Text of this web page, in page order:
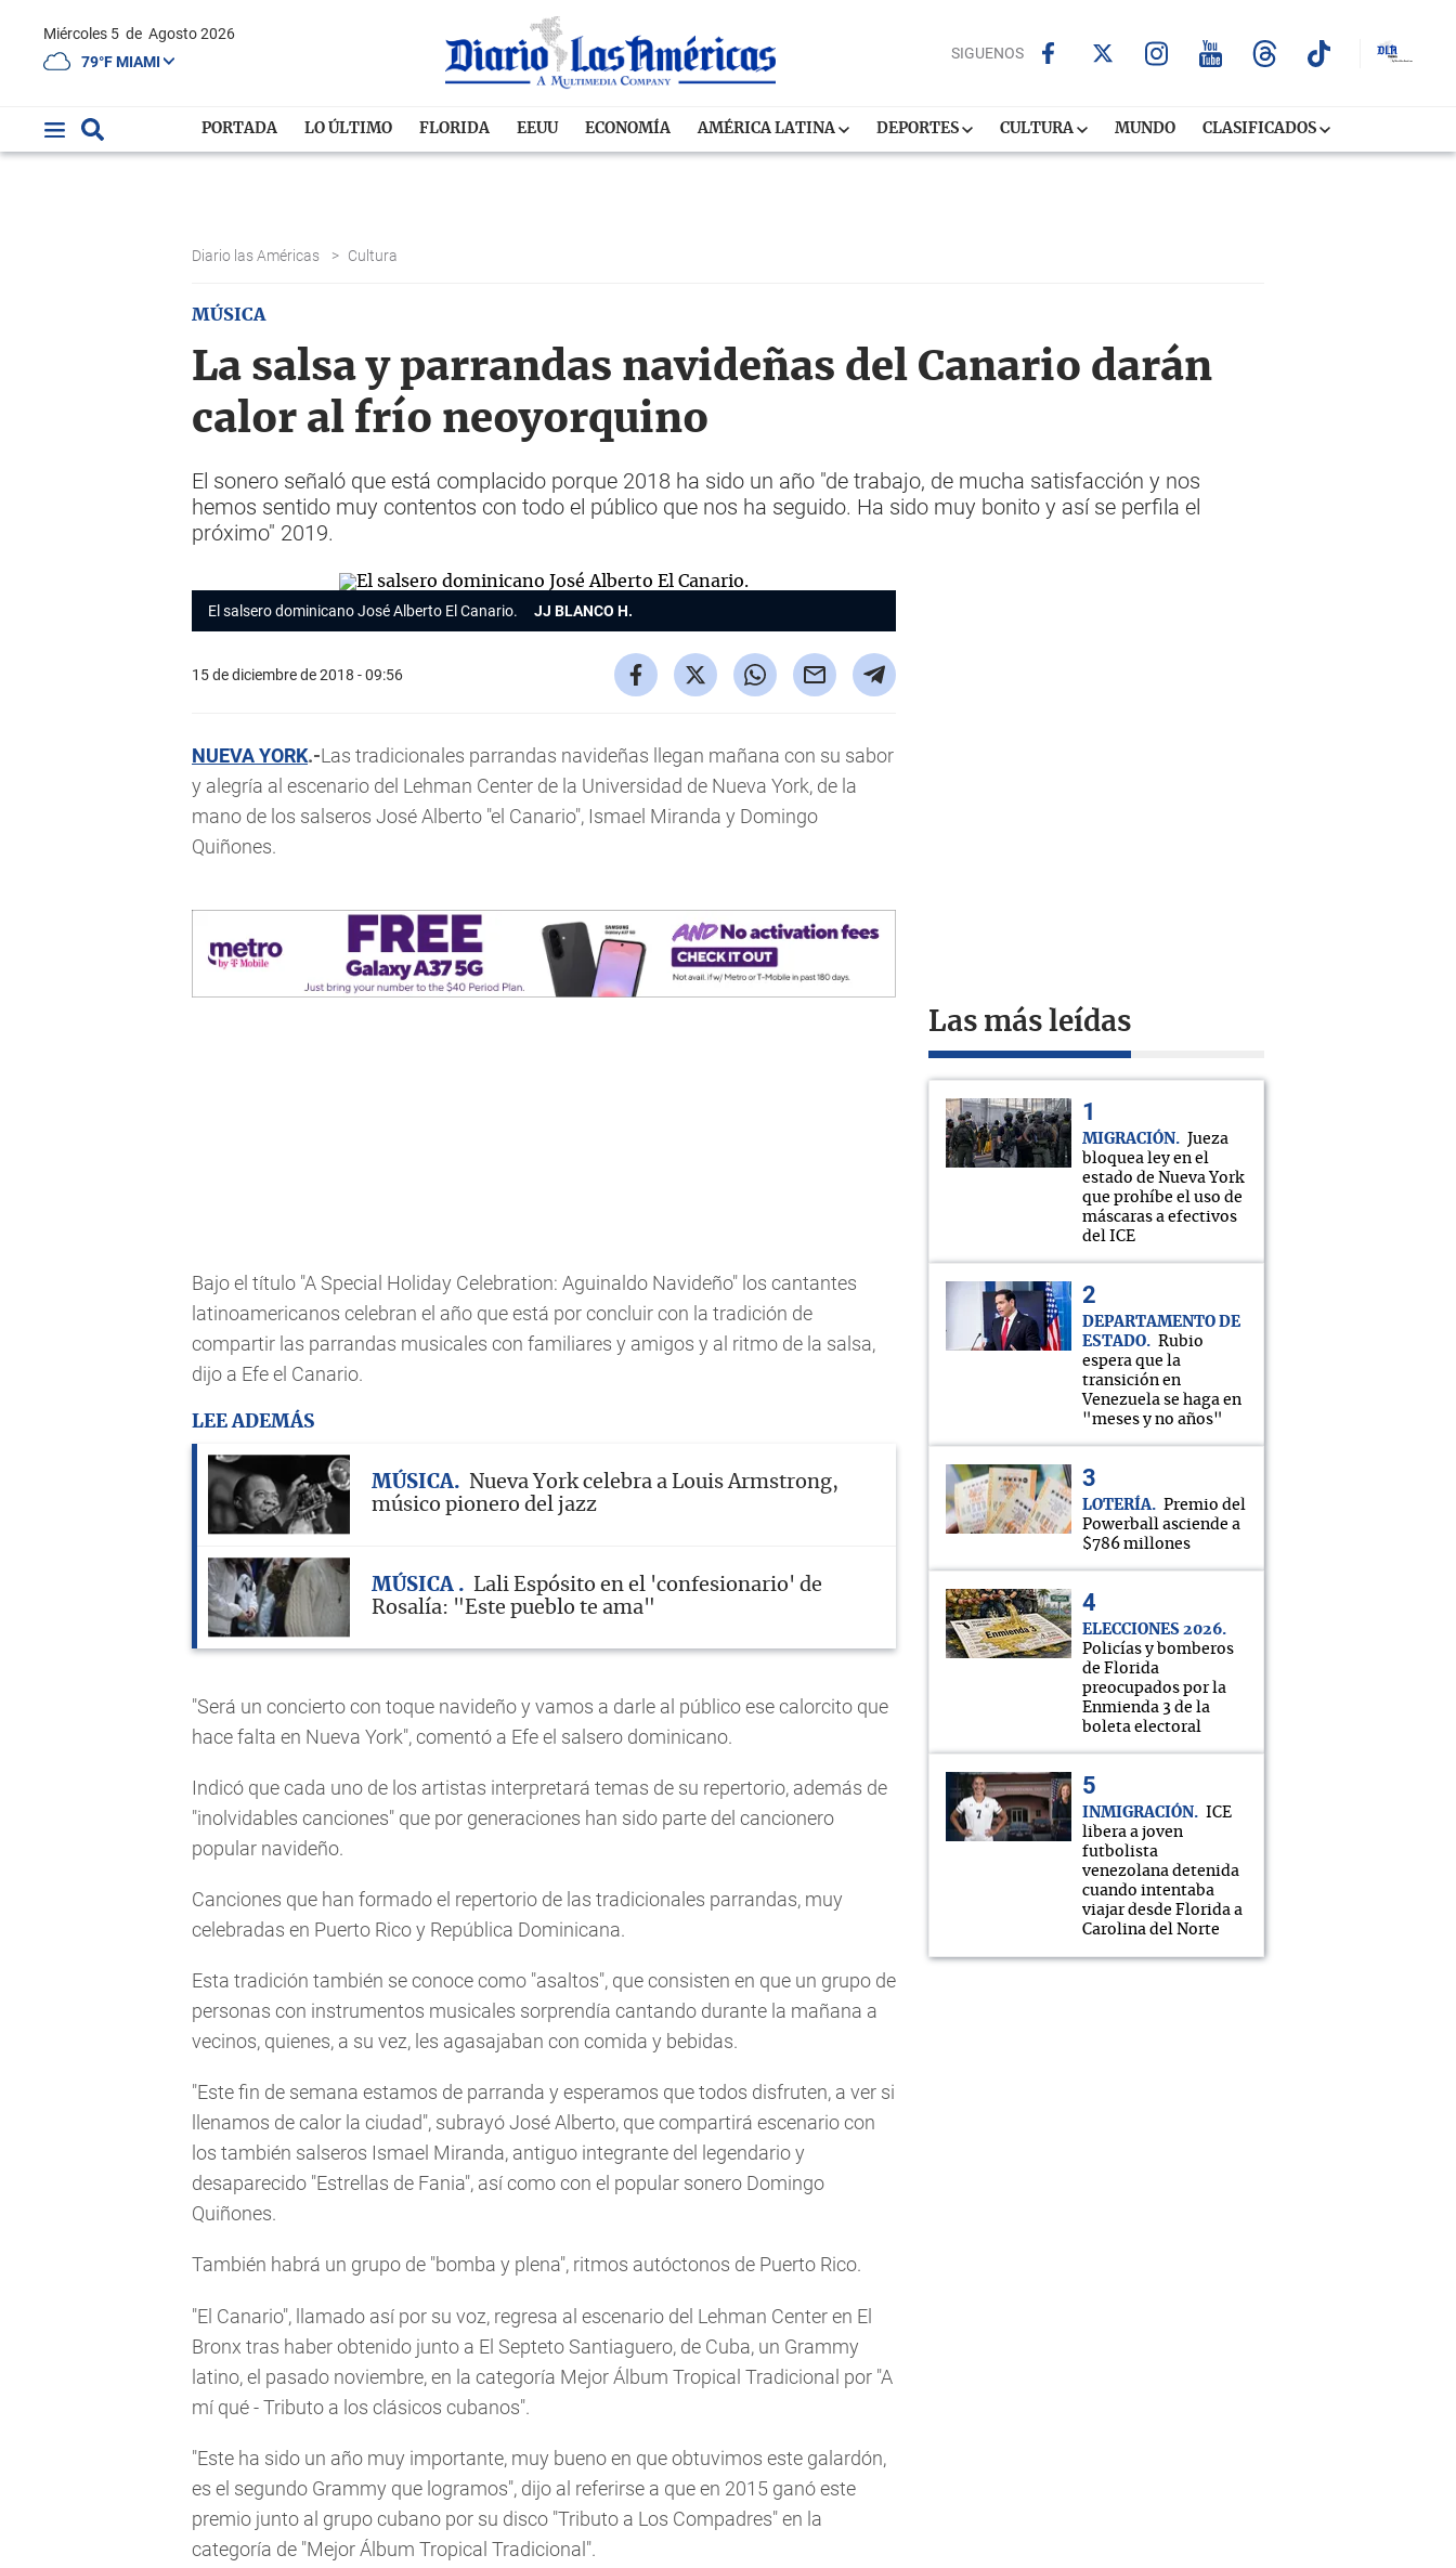
Miércoles 5 de Agosto 2026
79°F MIAMI
SIGUENOS
PORTADA LO ÚLTIMO FLORIDA EEUU ECONOMÍA AMÉRICA LATINA DEPORTES CULTURA MUNDO CLASIFICADOS
Diario las Américas > Cultura
MÚSICA
La salsa y parrandas navideñas del Canario darán
calor al frío neoyorquino
El sonero señaló que está complacido porque 2018 ha sido un año "de trabajo, de mucha satisfacción y nos
hemos sentido muy contentos con todo el público que nos ha seguido. Ha sido muy bonito y así se perfila el
próximo" 2019.
El salsero dominicano José Alberto El Canario. JJ BLANCO H.
15 de diciembre de 2018 - 09:56
NUEVA YORK.-Las tradicionales parrandas navideñas llegan mañana con su sabor
y alegría al escenario del Lehman Center de la Universidad de Nueva York, de la
mano de los salseros José Alberto "el Canario", Ismael Miranda y Domingo
Quiñones.
Bajo el título "A Special Holiday Celebration: Aguinaldo Navideño" los cantantes
latinoamericanos celebran el año que está por concluir con la tradición de
compartir las parrandas musicales con familiares y amigos y al ritmo de la salsa,
dijo a Efe el Canario.
LEE ADEMÁS
MÚSICA
Nueva York celebra a Louis Armstrong,
músico pionero del jazz
MÚSICA
Lali Espósito en el 'confesionario' de
Rosalía: "Este pueblo te ama"
"Será un concierto con toque navideño y vamos a darle al público ese calorcito que
hace falta en Nueva York", comentó a Efe el salsero dominicano.
Indicó que cada uno de los artistas interpretará temas de su repertorio, además de
"inolvidables canciones" que por generaciones han sido parte del cancionero
popular navideño.
Canciones que han formado el repertorio de las tradicionales parrandas, muy
celebradas en Puerto Rico y República Dominicana.
Esta tradición también se conoce como "asaltos", que consisten en que un grupo de
personas con instrumentos musicales sorprendía cantando durante la mañana a
vecinos, quienes, a su vez, les agasajaban con comida y bebidas.
"Este fin de semana estamos de parranda y esperamos que todos disfruten, a ver si
llenamos de calor la ciudad", subrayó José Alberto, que compartirá escenario con
los también salseros Ismael Miranda, antiguo integrante del legendario y
desaparecido "Estrellas de Fania", así como con el popular sonero Domingo
Quiñones.
También habrá un grupo de "bomba y plena", ritmos autóctonos de Puerto Rico.
"El Canario", llamado así por su voz, regresa al escenario del Lehman Center en El
Bronx tras haber obtenido junto a El Septeto Santiaguero, de Cuba, un Grammy
latino, el pasado noviembre, en la categoría Mejor Álbum Tropical Tradicional por "A
mí qué - Tributo a los clásicos cubanos".
"Este ha sido un año muy importante, muy bueno en que obtuvimos este galardón,
es el segundo Grammy que logramos", dijo al referirse a que en 2015 ganó este
premio junto al grupo cubano por su disco "Tributo a Los Compadres" en la
categoría de "Mejor Álbum Tropical Tradicional".
Las más leídas
MIGRACIÓN
Jueza
bloquea ley en el
estado de Nueva York
que prohíbe el uso de
máscaras a efectivos
del ICE
DEPARTAMENTO DE
ESTADO
Rubio
espera que la
transición en
Venezuela se haga en
"meses y no años"
LOTERÍA
Premio del
Powerball asciende a
$786 millones
ELECCIONES 2026
Policías y bomberos
de Florida
preocupados por la
Enmienda 3 de la
boleta electoral
INMIGRACIÓN
ICE
libera a joven
futbolista
venezolana detenida
cuando intentaba
viajar desde Florida a
Carolina del Norte